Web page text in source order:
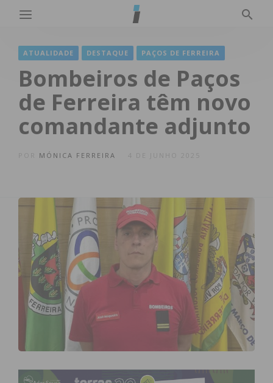
ATUALIDADE DESTAQUE PAÇOS DE FERREIRA
Bombeiros de Paços
de Ferreira têm novo
comandante adjunto
MÓNICA FERREIRA 4 DE JUNHO 2025